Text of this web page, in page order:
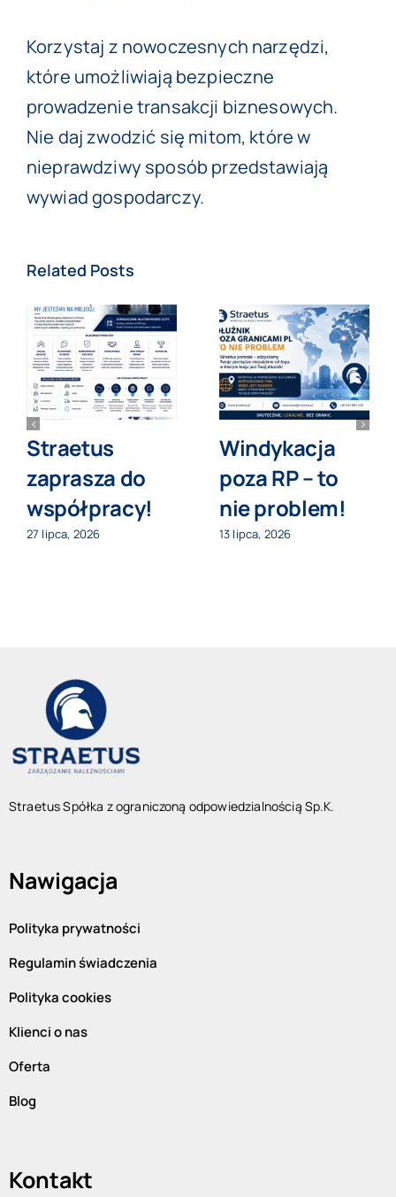
Korzystaj z nowoczesnych narzędzi,
które umożliwiają bezpieczne
prowadzenie transakcji biznesowych.
Nie daj zwodzić się mitom, które w
nieprawdziwy sposób przedstawiają
wywiad gospodarczy.
Related Posts
Straetus
zaprasza do
współpracy!
27 lipca, 2026
Windykacja
poza RP – to
nie problem!
13 lipca, 2026
Straetus Spółka z ograniczoną odpowiedzialnością Sp.K.
Nawigacja
Polityka prywatności
Regulamin świadczenia
Polityka cookies
Klienci o nas
Oferta
Blog
Kontakt